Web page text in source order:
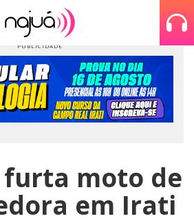
furta moto de
em Irati